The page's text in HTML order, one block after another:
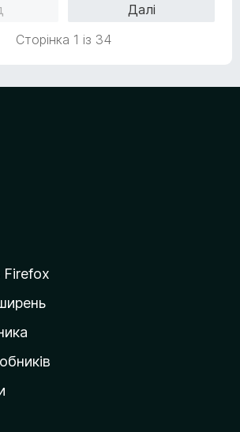
Далі
Сторінка 1 із 34
Firefox